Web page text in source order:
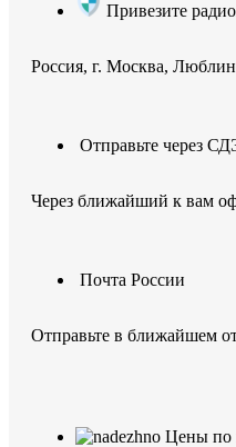
Привезите
Россия, г. Москва,
Отправьте через
Через ближайший к вам
Почта России
Отправьте в ближайшем
Цены по